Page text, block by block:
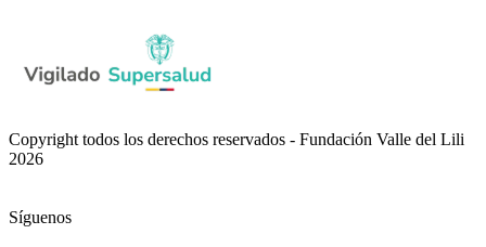
Copyright todos los derechos reservados - Fundación Valle del Lili
2026
Síguenos